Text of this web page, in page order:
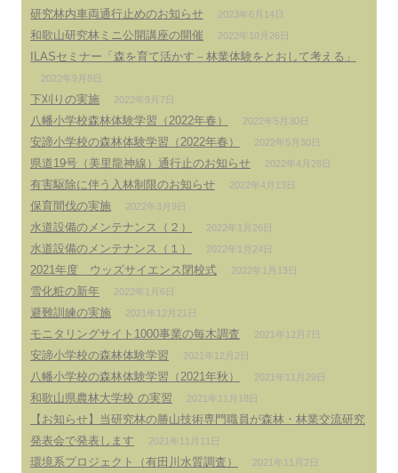
研究林内車両通行止めのお知らせ 2023年6月14日
和歌山研究林ミニ公開講座の開催 2022年10月26日
ILASセミナー「森を育て活かす－林業体験をとおして考える」
2022年9月8日
下刈りの実施 2022年9月7日
八幡小学校森林体験学習（2022年春） 2022年5月30日
安諦小学校の森林体験学習（2022年春） 2022年5月30日
県道19号（美里龍神線）通行止のお知らせ 2022年4月28日
有害駆除に伴う入林制限のお知らせ 2022年4月13日
保育間伐の実施 2022年3月9日
水道設備のメンテナンス（２） 2022年1月26日
水道設備のメンテナンス（１） 2022年1月24日
2021年度 ウッズサイエンス閉校式 2022年1月13日
雪化粧の新年 2022年1月6日
避難訓練の実施 2021年12月21日
モニタリングサイト1000事業の毎木調査 2021年12月7日
安諦小学校の森林体験学習 2021年12月2日
八幡小学校の森林体験学習（2021年秋） 2021年11月29日
和歌山県農林大学校 の実習 2021年11月18日
【お知らせ】当研究林の勝山技術専門職員が森林・林業交流研究
発表会で発表します
2021年11月11日
環境系プロジェクト（有田川水質調査） 2021年11月2日